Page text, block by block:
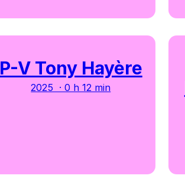
P-V Tony Hayère
2025 · 0 h 12 min